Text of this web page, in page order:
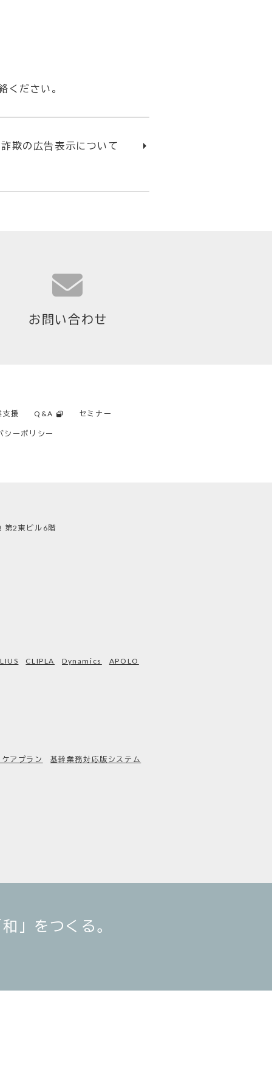
ください。
欺の広告表示について
お問い合わせ
支援 Q&A セミナー
シーポリシー
第2東ビル6階
CLIPLA Dynamics APOLO
アプラン
基幹業務対応版システム
」をつくる。